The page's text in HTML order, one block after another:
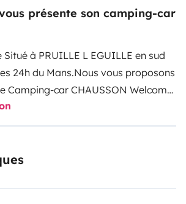
présente son camping-car
Situé à PRUILLE L EGUILLE en sud
24h du Mans.Nous vous proposons
Camping-car CHAUSSON Welcome
4 personnes. Carte grise 4
Il possède la climatisation,
et moustiquaires. Panneaux